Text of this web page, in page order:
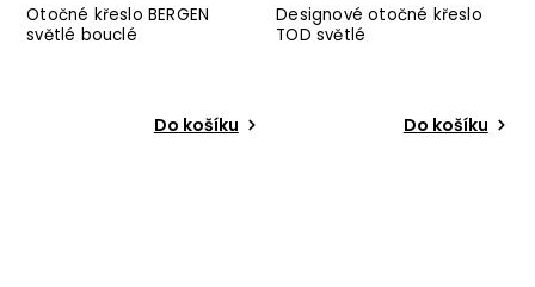
Otočné křeslo BERGEN
světlé bouclé
Do košíku
Designové otočné křeslo
TOD světlé
Do košíku